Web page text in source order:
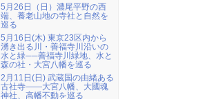
5月26日（日）濃尾平野の西
端、養老山地の寺社と自然を
巡る
5月16日(木) 東京23区内から
湧き出る川・善福寺川沿いの
水と緑──善福寺川緑地、水と
森の社・大宮八幡を巡る
2月11日(日) 武蔵国の由緒ある
古社寺――大宮八幡、大國魂
神社、高幡不動を巡る